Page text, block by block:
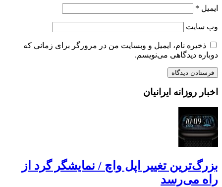
ایمیل *
وب‌ سایت
ذخیره نام، ایمیل و وبسایت من در مرورگر برای زمانی که
دوباره دیدگاهی می‌نویسم.
اخبار روزانه ایرانیان
بزرگ‌ترین تغییر اپل واچ / نمایشگر گرد از
راه می‌رسد